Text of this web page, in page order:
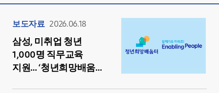
보도자료 2026.06.18
삼성, 미취업 청년
1,000명 직무교육
지원… ‘청년희망배움터’